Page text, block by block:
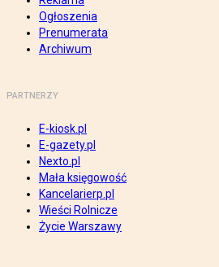
Ogłoszenia
Prenumerata
Archiwum
PARTNERZY
E-kiosk.pl
E-gazety.pl
Nexto.pl
Mała księgowość
Kancelarierp.pl
Wieści Rolnicze
Życie Warszawy